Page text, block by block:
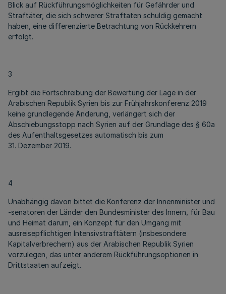
Blick auf Rückführungsmöglichkeiten für Gefährder und
Straftäter, die sich schwerer Straftaten schuldig gemacht
haben, eine differenzierte Betrachtung von Rückkehrern
erfolgt.
3
Ergibt die Fortschreibung der Bewertung der Lage in der
Arabischen Republik Syrien bis zur Frühjahrskonferenz 2019
keine grundlegende Änderung, verlängert sich der
Abschiebungsstopp nach Syrien auf der Grundlage des § 60a
des Aufenthaltsgesetzes automatisch bis zum
31. Dezember 2019.
4
Unabhängig davon bittet die Konferenz der Innenminister und
-senatoren der Länder den Bundesminister des Innern, für Bau
und Heimat darum, ein Konzept für den Umgang mit
ausreisepflichtigen Intensivstraftätern (insbesondere
Kapitalverbrechern) aus der Arabischen Republik Syrien
vorzulegen, das unter anderem Rückführungsoptionen in
Drittstaaten aufzeigt.